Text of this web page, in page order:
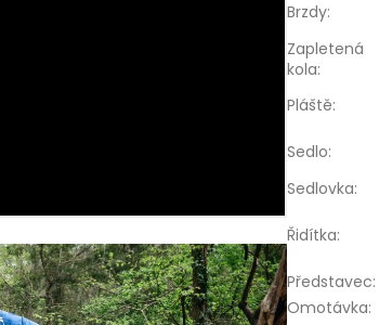
Brzdy:
Zapletená
kola:
Pláště:
Sedlo:
Sedlovka:
Řidítka:
Představec:
Omotávka: